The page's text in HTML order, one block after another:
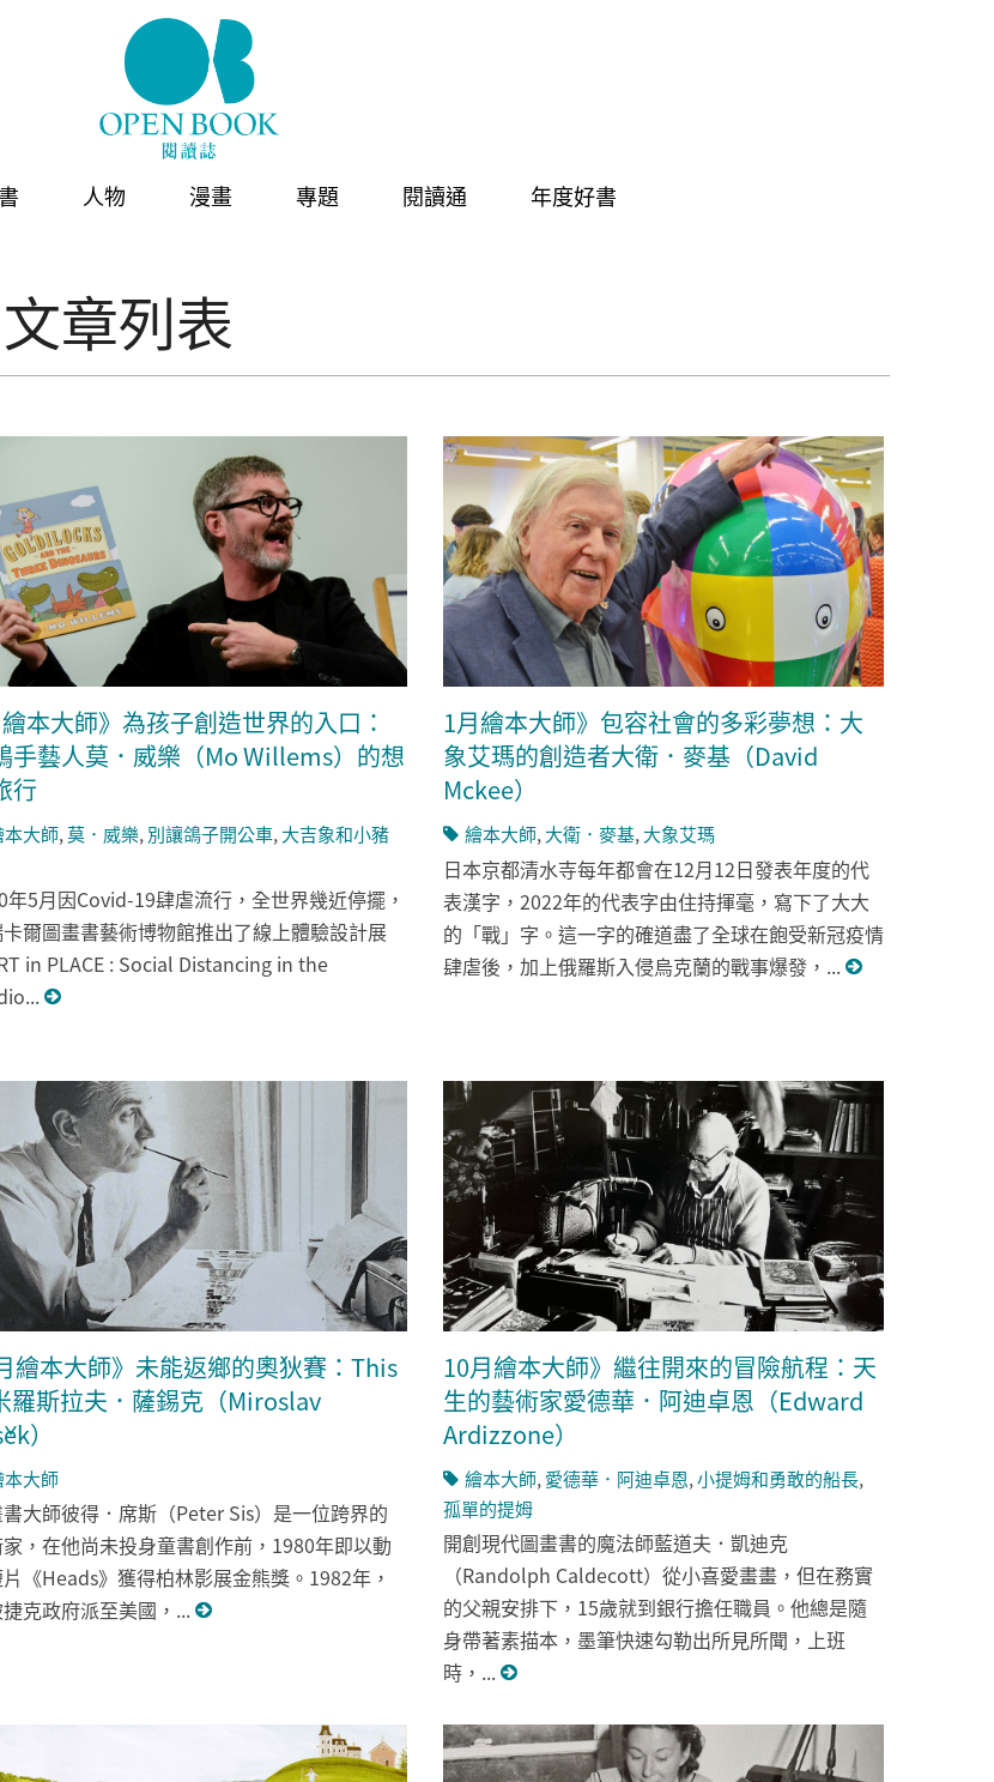
人物 漫畫 專題 閱讀通 年度好書
章列表
本大師》為孩子創造世界的入口：
手藝人莫．威樂（Mo Willems）的想
行
本大師,莫．威樂, 別讓鴿子開公車, 大吉象和小豬
年5月因Covid-19肆虐流行，全世界幾近停擺，
爾圖畫書藝術博物館推出了線上體驗設計展
in PLACE : Social Distancing in the
1月繪本大師》包容社會的多彩夢想：大
象艾瑪的創造者大衛．麥基（David
Mckee）
繪本大師, 大衛．麥基, 大象艾瑪
日本京都清水寺每年都會在12月12日發表年度的代
表漢字，2022年的代表字由住持揮毫，寫下了大大
的「戰」字。這一字的確道盡了全球在飽受新冠疫情
肆虐後，加上俄羅斯入侵烏克蘭的戰事爆發，...
繪本大師》未能返鄉的奧狄賽：This
羅斯拉夫．薩錫克（Miroslav
）
本大師
大師彼得．席斯（Peter Sis）是一位跨界的
，在他尚未投身童書創作前，1980年即以動
《Heads》獲得柏林影展金熊獎。1982年，
克政府派至美國，...
10月繪本大師》繼往開來的冒險航程：天
生的藝術家愛德華．阿迪卓恩（Edward
Ardizzone）
繪本大師, 愛德華．阿迪卓恩,小提姆和勇敢的船長,
孤單的提姆
開創現代圖畫書的魔法師藍道夫．凱迪克
（Randolph Caldecott）從小喜愛畫畫，但在務實
的父親安排下，15歲就到銀行擔任職員。他總是隨
身帶著素描本，墨筆快速勾勒出所見所聞，上班
時，...